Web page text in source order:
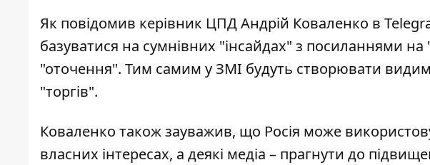
Як повідомив керівник ЦПД Андрій Коваленко в
базуватися на сумнівних "інсайдах" з посиланнями
"оточення". Тим самим у ЗМІ будуть створювати
"торгів".
Коваленко також зауважив, що Росія може
власних інтересах, а деякі медіа – прагнути до